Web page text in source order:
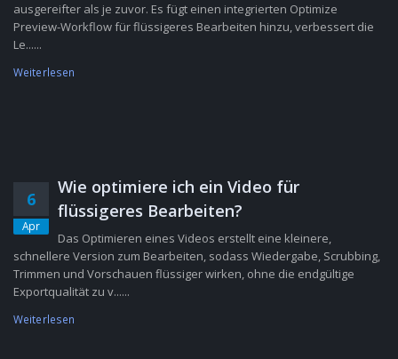
ausgereifter als je zuvor. Es fügt einen integrierten Optimize
Preview-Workflow für flüssigeres Bearbeiten hinzu, verbessert die
Le......
Weiterlesen
6
Apr
Wie optimiere ich ein Video für
flüssigeres Bearbeiten?
Das Optimieren eines Videos erstellt eine kleinere,
schnellere Version zum Bearbeiten, sodass Wiedergabe, Scrubbing,
Trimmen und Vorschauen flüssiger wirken, ohne die endgültige
Exportqualität zu v......
Weiterlesen